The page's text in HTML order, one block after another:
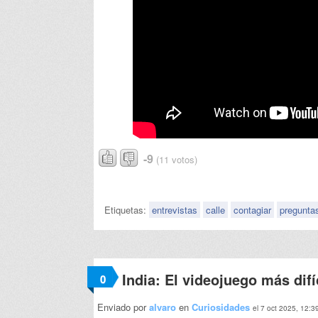
-9 (11 votos)
Etiquetas: entrevistas calle contagiar
0 India: El videojuego más
Enviado poralvaro en Curiosidades el 7 oct 2025,